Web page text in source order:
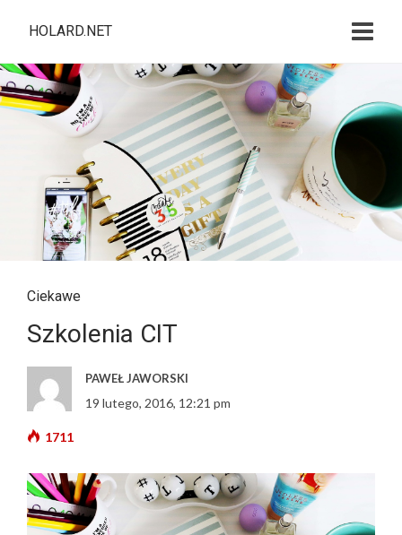
HOLARD.NET
Ciekawe
Szkolenia CIT
PAWEŁ JAWORSKI
19 lutego, 2016, 12:21 pm
1711